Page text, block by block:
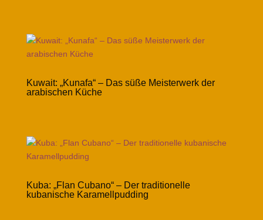
Kuwait: „Kunafa“ – Das süße Meisterwerk der
arabischen Küche
Kuba: „Flan Cubano“ – Der traditionelle
kubanische Karamellpudding